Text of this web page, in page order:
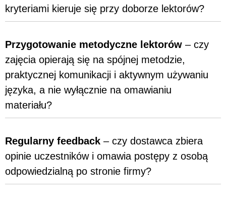
kryteriami kieruje się przy doborze lektorów?
Przygotowanie metodyczne lektorów – czy
zajęcia opierają się na spójnej metodzie,
praktycznej komunikacji i aktywnym używaniu
języka, a nie wyłącznie na omawianiu
materiału?
Regularny feedback – czy dostawca zbiera
opinie uczestników i omawia postępy z osobą
odpowiedzialną po stronie firmy?